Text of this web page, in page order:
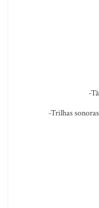
-
-Trilhas